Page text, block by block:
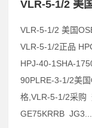
VLR-5-1/2 美
VLR-5-1/2 美国
VLR-5-1/2正品
HPJ-40-1SHA-
90PLRE-3-1/2美
格,VLR-5-1/2采购
GE75KRRB JG3...